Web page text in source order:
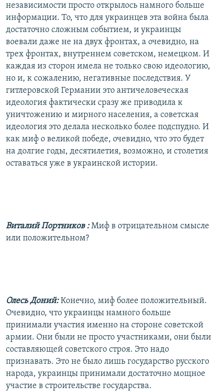
независимости просто открылось намного больше
информации. То, что для украинцев эта война была
достаточно сложным событием, и украинцы
воевали даже не на двух фронтах, а очевидно, на
трех фронтах, внутреннем советском, немецком. И
каждая из сторон имела не только свою идеологию,
но и, к сожалению, негативные последствия. У
гитлеровской Германии это античеловеческая
идеология фактически сразу же приводила к
уничтожению и мирного населения, а советская
идеология это делала несколько более подспудно. И
как миф о великой победе, очевидно, что это будет
на долгие годы, десятилетия, возможно, и столетия
оставаться уже в украинской истории.
Виталий Портников : Миф в отрицательном смысле
или положительном?
Олесь Доний: Конечно, миф более положительный.
Очевидно, что украинцы намного больше
принимали участия именно на стороне советской
армии. Они были не просто участниками, они были
составляющей советского строя. Это надо
признавать. Это не было лишь государство русского
народа, украинцы принимали достаточно мощное
участие в строительстве государства.